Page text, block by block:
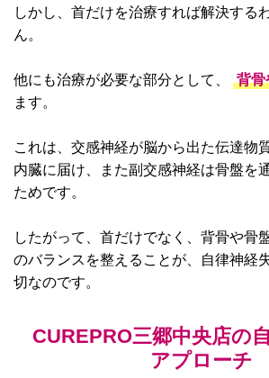
しかし、首だけを治療すれば解決する
ん。
他にも治療が必要な部分として、 背
ます。
これは、交感神経が脳から出た伝達物
内臓に届け、また副交感神経は骨盤を
ためです。
したがって、首だけでなく、背骨や骨
のバランスを整えることが、自律神経
切なのです。
CUREPRO三郷中央店の
アプローチ